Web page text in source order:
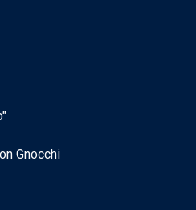
Gnocchi